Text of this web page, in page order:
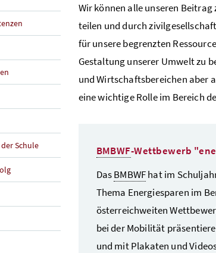
Schule
Wir können alle unseren
teilen und durch
für unsere begrenzten
Gestaltung unserer Umwelt zu
und Wirtschaftsbereichen aber
eine wichtige Rolle im Bereich
BMBWF-Wettbewerb
DasBMBWFhat im
Thema Energiesparen im
österreichweiten
bei der Mobilität
und mit Plakaten und